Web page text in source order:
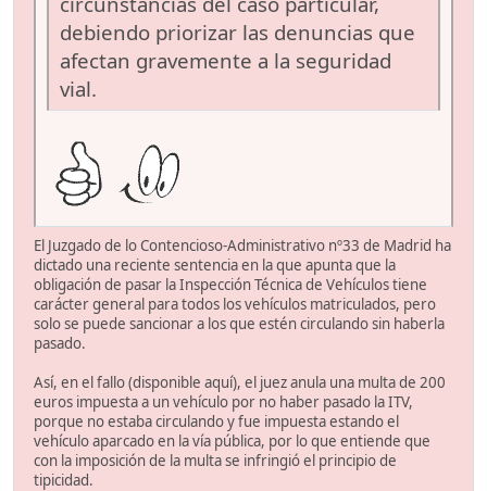
debiendo priorizar las denuncias que
afectan gravemente a la seguridad
vial.
El Juzgado de lo Contencioso-Administrativo nº33 de Madrid ha
dictado una reciente sentencia en la que apunta que la
obligación de pasar la Inspección Técnica de Vehículos tiene
carácter general para todos los vehículos matriculados, pero
solo se puede sancionar a los que estén circulando sin haberla
pasado.
Así, en el fallo (disponible aquí), el juez anula una multa de 200
euros impuesta a un vehículo por no haber pasado la ITV,
porque no estaba circulando y fue impuesta estando el
vehículo aparcado en la vía pública, por lo que entiende que
con la imposición de la multa se infringió el principio de
tipicidad.